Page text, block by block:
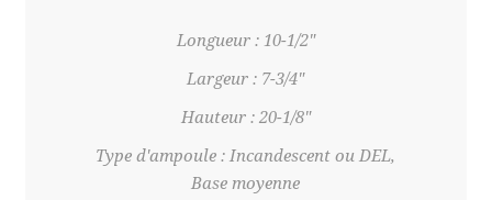
Longueur : 10-1/2"
Largeur : 7-3/4"
Hauteur : 20-1/8"
Type d'ampoule : Incandescent ou DEL,
Base moyenne